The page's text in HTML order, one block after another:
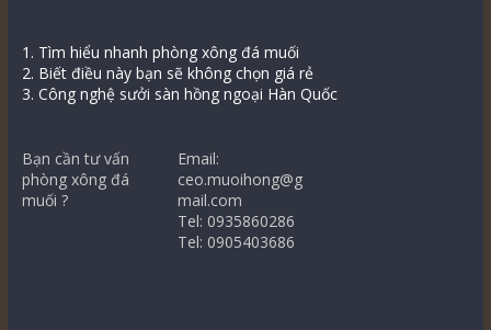
1. Tìm hiểu nhanh phòng xông đá muối
2. Biết điều này bạn sẽ không chọn giá rẻ
3. Công nghệ sưởi sàn hồng ngoại Hàn Quốc
Bạn cần tư vấn
phòng xông đá
muối ?
Email:
ceo.muoihong@g
mail.com
Tel: 0935860286
Tel: 0905403686